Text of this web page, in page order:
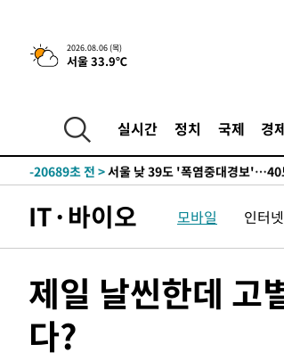
2026.08.06 (목)
서울 33.9℃
실시간 정치 국제 경
-28180초 전 >[속보]전남광주 초대 시민추천 부
-25741초 전 >서울 열대야 15일째 지속…비공식
-24291초 전 >
[속보]코스피, 119.51포인트
-20738초 전 >
-20689초 전 >서울 낮 39도 '폭염중대경보'…40
-10224초 전 > [속보] 호르무즈 해협 이란-오만
-8579초 전 >[속보] 이란 대통령 "지금 최고지도
-31051초 전 >[속보]산업장관 "李정부, 원전 반
-29748초 전 >
색
-29135초 전 >
IT·바이오 모바일 인터
제일 날씬한데
다?